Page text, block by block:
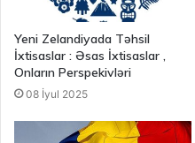
Yeni Zelandiyada Təhsil
İxtisaslar : Əsas İxtisaslar ,
Onların Perspekivləri
08 İyul 2025